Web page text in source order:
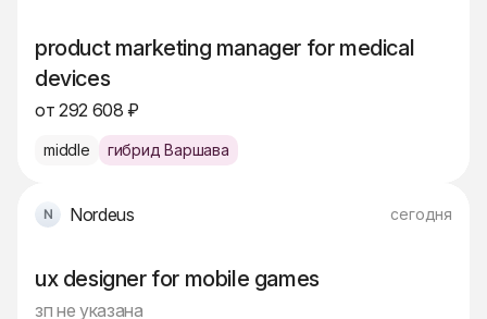
product marketing manager for medical
devices
от 292 608 ₽
middle гибрид Варшава
Nordeus сегодня
ux designer for mobile games
зп не указана